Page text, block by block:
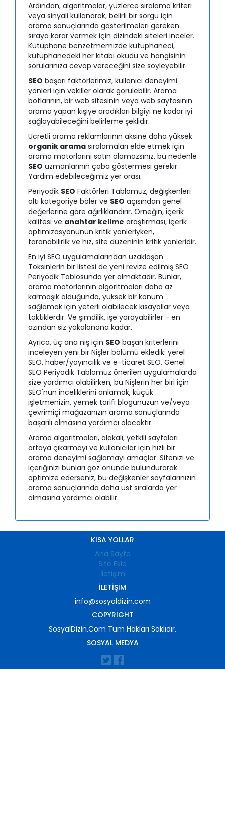
Ardından, algoritmalar, yüzlerce sıralama kriteri
veya sinyali kullanarak, belirli bir sorgu için
arama sonuçlarında gösterilmeleri gereken
sıraya karar vermek için dizindeki siteleri inceler.
Kütüphane benzetmemizde kütüphaneci,
kütüphanedeki her kitabı okudu ve hangisinin
sorularınıza cevap vereceğini size söyleyebilir.
SEO başarı faktörlerimiz, kullanıcı deneyimi
yönleri için vekiller olarak görülebilir. Arama
botlarının, bir web sitesinin veya web sayfasının
arama yapan kişiye aradıkları bilgiyi ne kadar iyi
sağlayabileceğini belirleme şeklidir.
Ücretli arama reklamlarının aksine daha yüksek
organik arama sıralamaları elde etmek için
arama motorlarını satın alamazsınız, bu nedenle
SEO uzmanlarının çaba göstermesi gerekir.
Yardım edebileceğimiz yer orası.
Periyodik SEO Faktörleri Tablomuz, değişkenleri
altı kategoriye böler ve SEO açısından genel
değerlerine göre ağırlıklandırır. Örneğin, içerik
kalitesi ve anahtar kelime araştırması, içerik
optimizasyonunun kritik yönleriyken,
taranabilirlik ve hız, site düzeninin kritik yönleridir.
En iyi SEO uygulamalarından uzaklaşan
Toksinlerin bir listesi de yeni revize edilmiş SEO
Periyodik Tablosunda yer almaktadır. Bunlar,
arama motorlarının algoritmaları daha az
karmaşık olduğunda, yüksek bir konum
sağlamak için yeterli olabilecek kısayollar veya
taktiklerdir. Ve şimdilik, işe yarayabilirler - en
azından siz yakalanana kadar.
Ayrıca, üç ana niş için SEO başarı kriterlerini
inceleyen yeni bir Nişler bölümü ekledik: yerel
SEO, haber/yayıncılık ve e-ticaret SEO. Genel
SEO Periyodik Tablomuz önerilen uygulamalarda
size yardımcı olabilirken, bu Nişlerin her biri için
SEO'nun inceliklerini anlamak, küçük
işletmenizin, yemek tarifi blogunuzun ve/veya
çevrimiçi mağazanızın arama sonuçlarında
başarılı olmasına yardımcı olacaktır.
Arama algoritmaları, alakalı, yetkili sayfaları
ortaya çıkarmayı ve kullanıcılar için hızlı bir
arama deneyimi sağlamayı amaçlar. Sitenizi ve
içeriğinizi bunları göz önünde bulundurarak
optimize ederseniz, bu değişkenler sayfalarınızın
arama sonuçlarında daha üst sıralarda yer
almasına yardımcı olabilir.
KISA YOLLAR
Ana Sayfa
Site Ekle
İletişim
İLETIŞIM
info@sosyaldizin.com
COPYRIGHT
SosyalDizin.Com Tüm Hakları Saklıdır.
SOSYAL MEDYA